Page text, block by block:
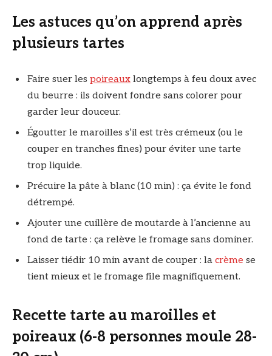
Les astuces qu’on apprend après
plusieurs tartes
Faire suer les poireaux longtemps à feu doux avec
du beurre : ils doivent fondre sans colorer pour
garder leur douceur.
Égoutter le maroilles s’il est très crémeux (ou le
couper en tranches fines) pour éviter une tarte
trop liquide.
Précuire la pâte à blanc (10 min) : ça évite le fond
détrempé.
Ajouter une cuillère de moutarde à l’ancienne au
fond de tarte : ça relève le fromage sans dominer.
Laisser tiédir 10 min avant de couper : la crème se
tient mieux et le fromage file magnifiquement.
Recette tarte au maroilles et
poireaux (6-8 personnes moule 28-